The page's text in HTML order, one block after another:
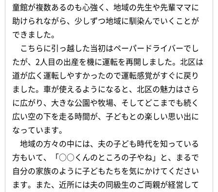
童館が複数あるのも心強く、地域の先生や先輩ママに
助けられながら、少しずつ地域に馴染んでいくことが
できました。
こちらに引っ越した当初はペーパードライバーでし
たが、2人目の出産を機に運転を再開しました。北区は
道が広く運転しやすかったので運転感覚がすぐに戻り
ました。車が使えるようになると、北区の魅力はさら
に広がり、大きな公園や牧場、そしてどこまでも続く
広い空の下を走る時間が、子どもとの楽しい思い出に
なっています。
地域の方々の中には、夫の子ども時代を知っている
方もいて、「○○くんのところの子やね」と、まるで
自分の家族のように子どもたちを気にかけてください
ます。また、近所には夫の同級生のご両親が経営して